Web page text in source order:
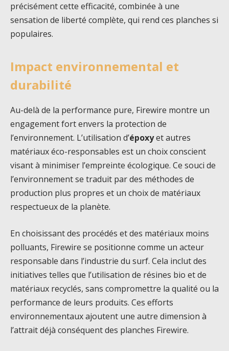
précisément cette efficacité, combinée à une
sensation de liberté complète, qui rend ces planches si
populaires.
Impact environnemental et
durabilité
Au-delà de la performance pure, Firewire montre un
engagement fort envers la protection de
l’environnement. L’utilisation d’époxyet autres
matériaux éco-responsables est un choix conscient
visant à minimiser l’empreinte écologique. Ce souci de
l’environnement se traduit par des méthodes de
production plus propres et un choix de matériaux
respectueux de la planète.
En choisissant des procédés et des matériaux moins
polluants, Firewire se positionne comme un acteur
responsable dans l’industrie du surf. Cela inclut des
initiatives telles que l’utilisation de résines bio et de
matériaux recyclés, sans compromettre la qualité ou la
performance de leurs produits. Ces efforts
environnementaux ajoutent une autre dimension à
l’attrait déjà conséquent des planches Firewire.